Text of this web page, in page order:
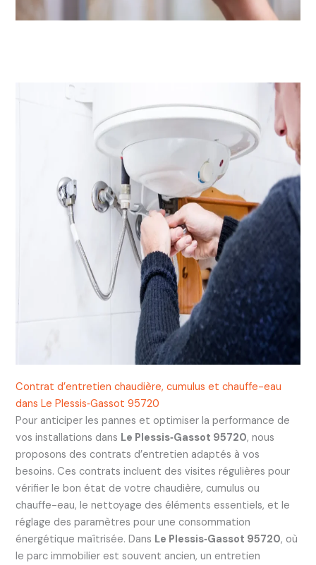
Contrat d’entretien chaudière, cumulus et chauffe-eau
dans Le Plessis‑Gassot 95720
Pour anticiper les pannes et optimiser la performance de
vos installations dans Le Plessis‑Gassot 95720, nous
proposons des contrats d’entretien adaptés à vos
besoins. Ces contrats incluent des visites régulières pour
vérifier le bon état de votre chaudière, cumulus ou
chauffe-eau, le nettoyage des éléments essentiels, et le
réglage des paramètres pour une consommation
énergétique maîtrisée. Dans Le Plessis‑Gassot 95720, où
le parc immobilier est souvent ancien, un entretien